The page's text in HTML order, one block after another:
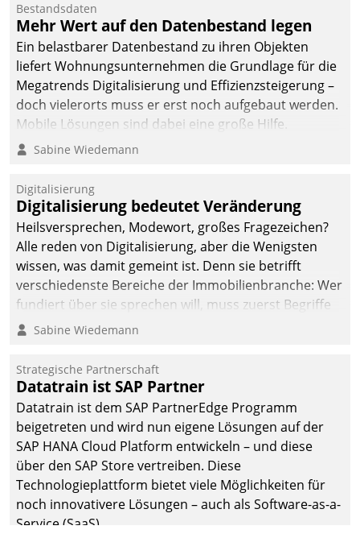
ein.
Bestandsdaten
Mehr Wert auf den Datenbestand legen
Ein belastbarer Datenbestand zu ihren Objekten
liefert Wohnungsunternehmen die Grundlage für die
Megatrends Digitalisierung und Effizienzsteigerung –
doch vielerorts muss er erst noch aufgebaut werden.
Mobile Lösungen sind dabei eine große Hilfe.
Sabine Wiedemann
Digitalisierung
Digitalisierung bedeutet Veränderung
Heilsversprechen, Modewort, großes Fragezeichen?
Alle reden von Digitalisierung, aber die Wenigsten
wissen, was damit gemeint ist. Denn sie betrifft
verschiedenste Bereiche der Immobilienbranche: Wer
fundiert über sie sprechen will, muss zuerst Begriffe
klären. Ein Aspekt ist die betriebliche Optimierung:
Einsparungen durch optimierte und automatisierte
Prozesse. Doch man darf nicht zu viel erwarten: Allein
mit der Einführung einer neuen Software ist es nicht
getan. Die Digitalisierung erfordert von Unternehmen
die Bereitschaft, sich zu überprüfen, zu hinterfragen
und zu verändern.
Sabine Wiedemann
Strategische Partnerschaft
Datatrain ist SAP Partner
Datatrain ist dem SAP PartnerEdge Programm
beigetreten und wird nun eigene Lösungen auf der
SAP HANA Cloud Platform entwickeln – und diese
über den SAP Store vertreiben. Diese
Technologieplattform bietet viele Möglichkeiten für
noch innovativere Lösungen – auch als Software-as-a-
Service (SaaS).